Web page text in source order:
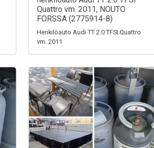
Quattro vm. 2011, NOUTO
FORSSA (2775914-8)
Henkilöauto Audi TT 2.0 TFSI Quattro
vm. 2011